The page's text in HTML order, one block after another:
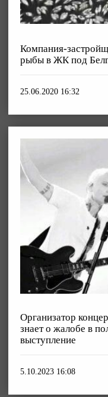
Компания-
рыбы в ЖК под
25.06.2020 16:32
Организатор
знает о жалобе в
выступление
5.10.2023 16:08